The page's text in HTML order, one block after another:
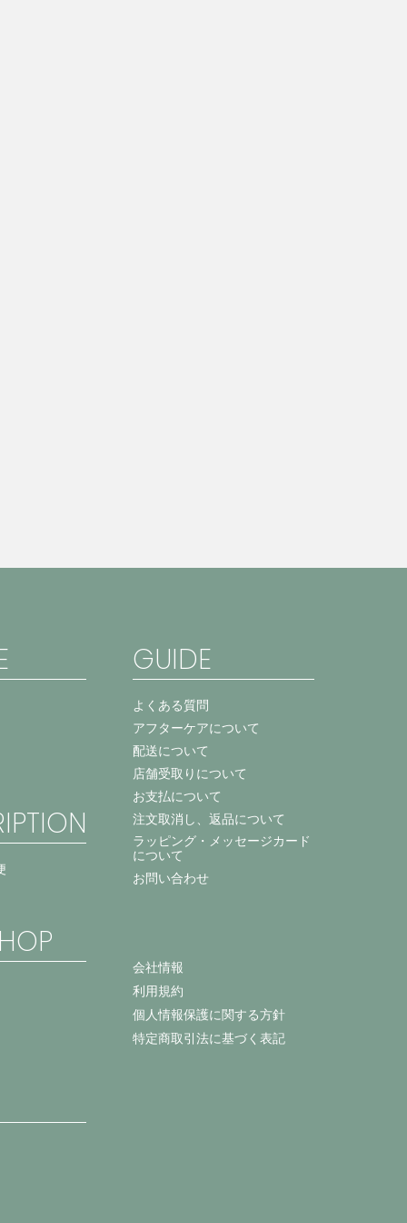
GUIDE
よくある質問
アフターケアについて
配送について
店舗受取りについて
お支払について
注文取消し、返品について
ラッピング・メッセージカード
について
お問い合わせ
会社情報
利用規約
個人情報保護に関する方針
特定商取引法に基づく表記